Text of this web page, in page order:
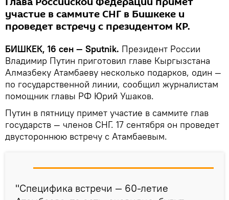
участие в саммите СНГ в Бишкеке и
проведет встречу с президентом КР.
БИШКЕК, 16 сен — Sputnik. Президент России
Владимир Путин приготовил главе Кыргызстана
Алмазбеку Атамбаеву несколько подарков, один —
по государственной линии, сообщил журналистам
помощник главы РФ Юрий Ушаков.
Путин в пятницу примет участие в саммите глав
государств — членов СНГ. 17 сентября он проведет
двустороннюю встречу с Атамбаевым.
"Специфика встречи — 60-летие